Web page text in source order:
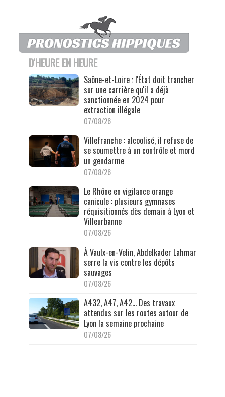
D'HEURE EN HEURE
Saône-et-Loire : l'État doit trancher
sur une carrière qu'il a déjà
sanctionnée en 2024 pour
extraction illégale
07/08/26
Villefranche : alcoolisé, il refuse de
se soumettre à un contrôle et mord
un gendarme
07/08/26
Le Rhône en vigilance orange
canicule : plusieurs gymnases
réquisitionnés dès demain à Lyon et
Villeurbanne
07/08/26
À Vaulx-en-Velin, Abdelkader Lahmar
serre la vis contre les dépôts
sauvages
07/08/26
A432, A47, A42… Des travaux
attendus sur les routes autour de
Lyon la semaine prochaine
07/08/26